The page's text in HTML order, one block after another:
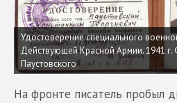
Удостоверение специального
Действующей Красной Армии. 1941 г.
Паустовского
На фронте писатель пробыл